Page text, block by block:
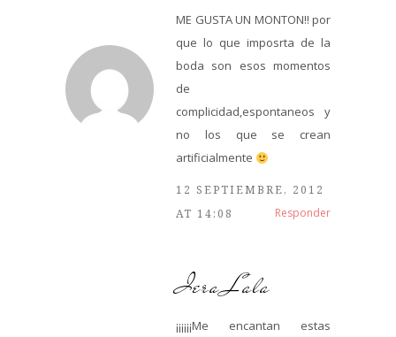
ME GUSTA UN MONTON!! por
que lo que imposrta de la
boda son esos momentos
de
complicidad,espontaneos y
no los que se crean
artificialmente
12 SEPTIEMBRE, 2012
AT 14:08
Responder
Iera Lala
¡¡¡¡¡¡Me encantan estas